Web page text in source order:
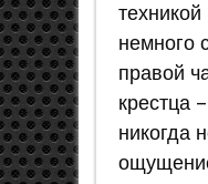
немного
правой
крестца
никогда